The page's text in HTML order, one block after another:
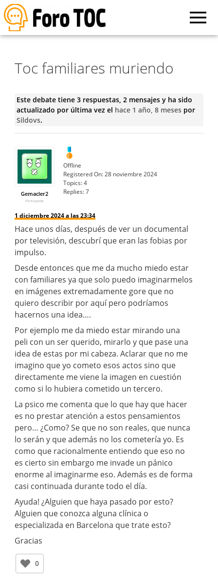
Toc familiares muriendo
Este debate tiene 3 respuestas, 2 mensajes y ha sido
actualizado por última vez el hace 1 año, 8 mesespor
Sildovs.
Gemacler2
Participante
Offline
Registered On:28 noviembre 2024
Topics:4
Replies:7
1 diciembre 2024 a las 23:34
Hace unos días, después de ver un documental
por televisión, descubrí que eran las fobias por
impulso.
Desde entonces que me da mucho miedo estar
con familiares ya que solo puedo imaginarmelos
en imágenes extremadamente gore que no
quiero describir por aquí pero podríamos
hacernos una idea….
Por ejemplo me da miedo estar mirando una
peli con un ser querido, mirarlo y que pase una
idea de estas por mi cabeza. Aclarar que no me
imagino que yo cometo esos actos sino que
directamente me viene la imagen en cuestión
como si lo hubiera cometido un tercero.
La psico me comenta que lo que hay que hacer
es no prestar atención a estos pensamientos
pero… ¿Como? Se que no son reales, que nunca
lo serán y que además no los cometería yo. Es
como que racionalmente entiendo que eso no
es cierto sin embargo me invade un pánico
enorme al imaginarme eso. Además es de forma
casi continuada durante todo el día.
Ayuda! ¿Alguien que haya pasado por esto?
Alguien que conozca alguna clínica o
especializada en Barcelona que trate esto?
Gracias
0